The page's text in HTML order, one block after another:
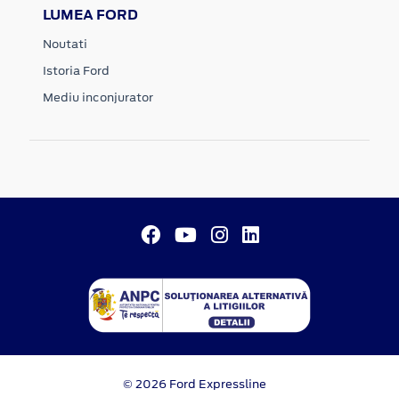
LUMEA FORD
Noutati
Istoria Ford
Mediu inconjurator
© 2026 Ford Expressline